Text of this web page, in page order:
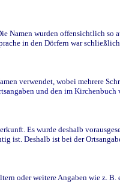
wurden offensichtlich so
in den Dörfern war
verwendet, wobei mehrere
und den im Kirchenbuch
Es wurde deshalb
ist. Deshalb ist bei der
oder weitere Angaben wie z. B.